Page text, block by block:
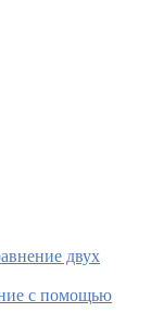
двух
с помощью